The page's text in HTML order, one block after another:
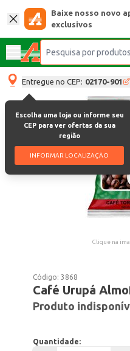
Baixe nosso novo
exclusivos
Entregue no CEP: 02170-901
Escolha uma loja ou informe seu
CEP para ver ofertas da sua
região
INFORMAR LOCALIZAÇÃO
Clique na
Código:3868
Café Urupá
Produto
Quantidade: